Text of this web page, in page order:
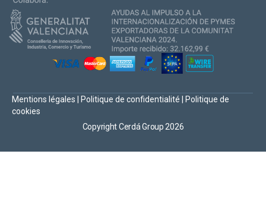
Copyright Cerdá Group 2026
Mentions légales Politique de confidentialité
Politique de
cookies